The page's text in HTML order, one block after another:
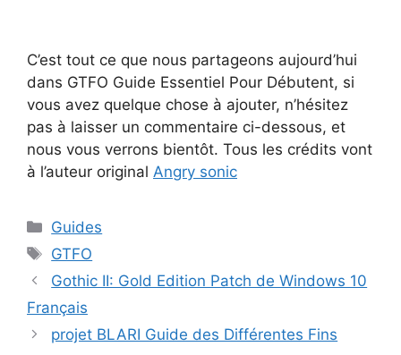
C’est tout ce que nous partageons aujourd’hui
dans GTFO Guide Essentiel Pour Débutent, si
vous avez quelque chose à ajouter, n’hésitez
pas à laisser un commentaire ci-dessous, et
nous vous verrons bientôt. Tous les crédits vont
à l’auteur original Angry sonic
Catégories
Guides
Étiquettes
GTFO
Gothic II: Gold Edition Patch de Windows 10
Français
projet BLARI Guide des Différentes Fins